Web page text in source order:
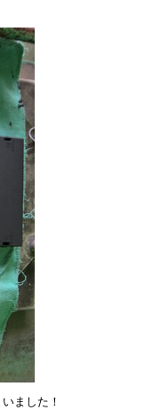
ました！